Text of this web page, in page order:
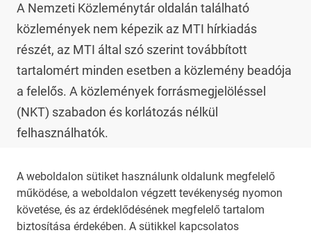
A weboldalon sütiket használunk oldalunk megfelelő
működése, a weboldalon végzett tevékenység nyomon
követése, és az érdeklődésének megfelelő tartalom
biztosítása érdekében. A sütikkel kapcsolatos
A Nemzeti Közleménytár oldalán található
közlemények nem képezik az MTI hírkiadás
részét, az MTI által szó szerint továbbított
tartalomért minden esetben a közlemény beadója
a felelős. A közlemények forrásmegjelöléssel
(NKT) szabadon és korlátozás nélkül
felhasználhatók.
Az NKT szolgáltatással kapcsolatban további
információt az nkt@dunamsz.hu elektronikus
levelező címen kaphat.